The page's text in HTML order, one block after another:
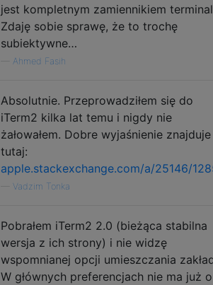
jest kompletnym zamiennikiem
Zdaję sobie sprawę, że to trochę
subiektywne…
Ahmed Fasih
Absolutnie. Przeprowadziłem się do
iTerm2 kilka lat temu i nigdy nie
żałowałem. Dobre wyjaśnienie
tutaj:
apple.stackexchange.com/a/25146/
Vadzim Tonka
Pobrałem iTerm2 2.0 (bieżąca stabilna
wersja z ich strony) i nie widzę
wspomnianej opcji umieszczania
W głównych preferencjach nie ma już